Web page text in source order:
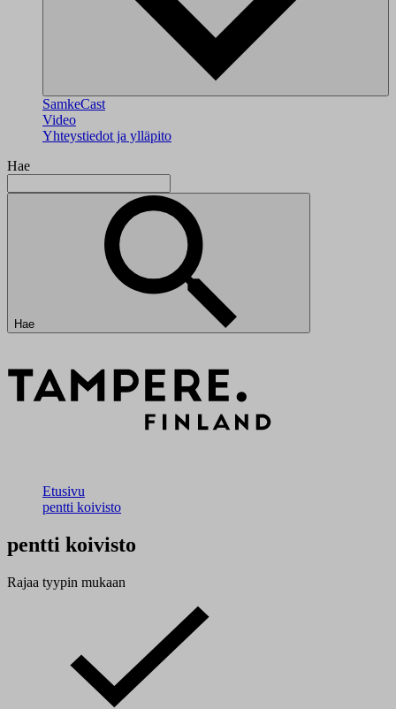
SamkeCast
Video
Yhteystiedot ja ylläpito
Hae
Hae
Etusivu
pentti koivisto
pentti koivisto
Rajaa tyypin mukaan